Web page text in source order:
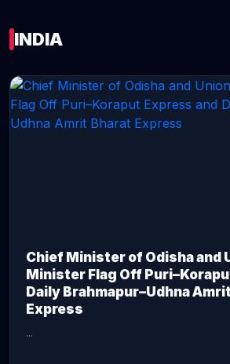
INDIA
Chief Minister of Odisha and
Minister Flag Off
Daily Brahmapur–Udhna
Express
...